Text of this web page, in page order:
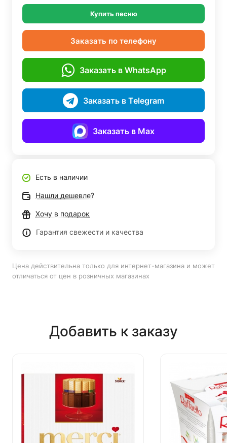
Купить песню
Заказать по телефону
Заказать в WhatsApp
Заказать в Telegram
Заказать в Max
Есть в наличии
Нашли дешевле?
Хочу в подарок
Гарантия свежести и качества
Цена действительна только для интернет-магазина и может
отличаться от цен в розничных магазинах
Добавить к заказу